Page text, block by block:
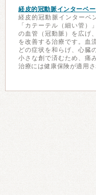
経皮的冠動脈インターベ
経皮的冠動脈インターベ
「カテーテル（細い管）
の血管（冠動脈）を広げ
を改善する治療です。血
どの症状を和らげ、心臓
小さな創で済むため、痛
治療には健康保険が適用さ